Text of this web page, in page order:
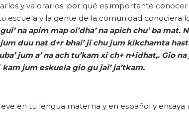
y valorarlos; por qué es importante
escuela y la gente de la comunidad conociera
gui’na apim map oi’dha’na apich chu’ba mat.
duu nat d+r bhai’ jichujum kikchamta
’juma’naach tu’kamxich+ n+idhat,. Gio na
kam jum eskuela gio gujai’ja’tkam.
en tu lengua materna y en español y